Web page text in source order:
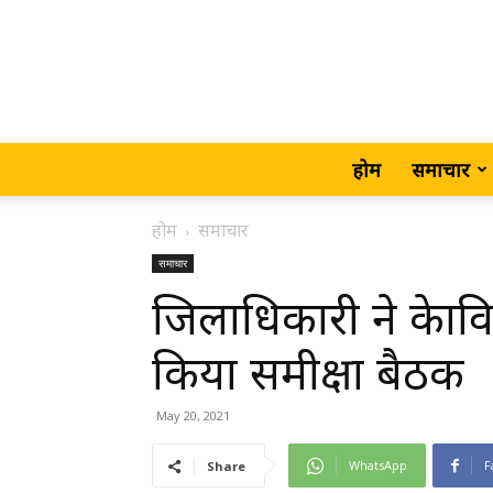
होम समाचार
होम समाचार
समाचार
जिलाधिकारी ने
किया समीक्षा बैठक
May 20, 2021
Share WhatsApp